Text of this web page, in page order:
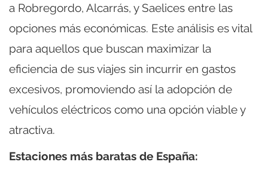
a Robregordo, Alcarrás, y Saelices entre las
opciones más económicas. Este análisis es vital
para aquellos que buscan maximizar la
eficiencia de sus viajes sin incurrir en gastos
excesivos, promoviendo así la adopción de
vehículos eléctricos como una opción viable y
atractiva.
Estaciones más baratas de España: